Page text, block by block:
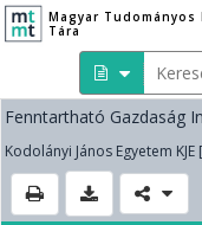
Magyar Tudományos
Tára
Fenntartható Gazdaság
Kodolányi János Egyetem KJE